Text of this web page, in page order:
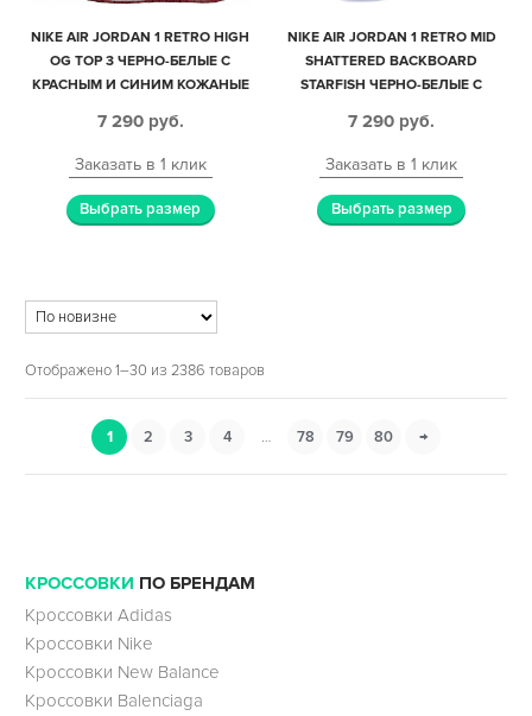
NIKE AIR JORDAN 1 RETRO HIGH
OG TOP 3 ЧЕРНО-БЕЛЫЕ С
КРАСНЫМ И СИНИМ КОЖАНЫЕ
7 290 руб.
Заказать в 1 клик
Выбрать размер
NIKE AIR JORDAN 1 RETRO MID
SHATTERED BACKBOARD
STARFISH ЧЕРНО-БЕЛЫЕ С
МУЖСКИЕ (40-45)
7 290 руб.
Заказать в 1 клик
Выбрать размер
Отображено 1–30 из 2386 товаров
1 2 3 4 … 78 79 80 →
КРОССОВКИ ПО БРЕНДАМ
Кроссовки Adidas
Кроссовки Nike
Кроссовки New Balance
Кроссовки Balenciaga